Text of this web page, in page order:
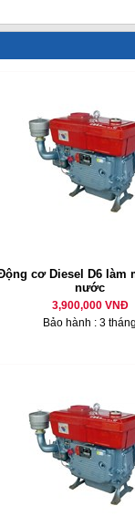
cơ Diesel D6 làm
nước
3,900,000 VNĐ
Bảo hành : 3 tháng